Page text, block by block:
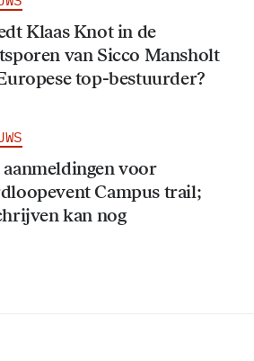
Klaas Knot in de
van Sicco Mansholt
top-bestuurder?
aanmeldingen voor
Campus trail;
kan nog